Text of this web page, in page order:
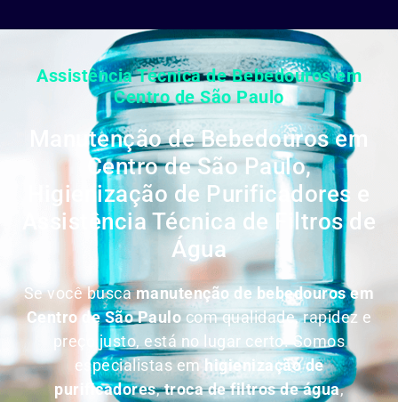
Assistência Técnica de Bebedouros em
Centro de São Paulo
Manutenção de Bebedouros em
Centro de São Paulo,
Higienização de Purificadores e
Assistência Técnica de Filtros de
Água
Se você buscamanutenção de bebedouros em
Centro de São Paulo com qualidade, rapidez e
preço justo, está no lugar certo. Somos
especialistas em higienização de
purificadores,troca de filtros de água,